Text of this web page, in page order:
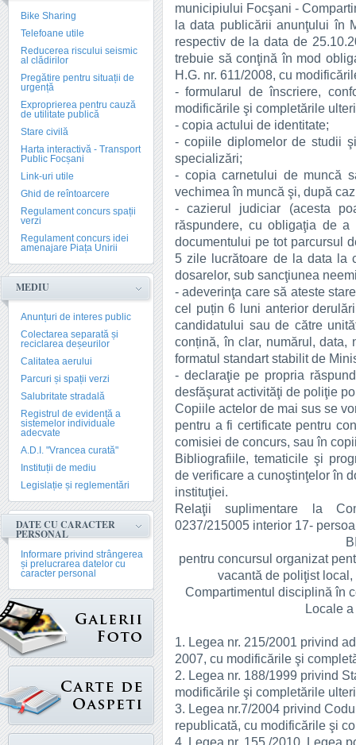
Bike Sharing
Telefoane utile
Reducerea riscului seismic
al clădirilor
Pregătire pentru situații de
urgență
Exproprierea pentru cauză
de utilitate publică
Stare civilă
Harta interactivă - Transport
Public Focșani
Link-uri utile
Ghid de reîntoarcere
Regulament concurs spații
verzi
Regulament concurs idei
amenajare Piața Unirii
MEDIU
Anunțuri de interes public
Colectarea separată și
reciclarea deșeurilor
Calitatea aerului
Parcuri și spații verzi
Salubritate stradală
Registrul de evidență a
sistemelor individuale
adecvate
A.D.I. "Vrancea curată"
Instituții de mediu
Legislație și reglementări
DATE CU CARACTER
PERSONAL
Informare privind strângerea
și prelucrarea datelor cu
caracter personal
municipiului Focşani -
la data publicării anunţului în
respectiv de la data de
trebuie să conţină în mod
H.G. nr. 611/2008, cu
- formularul de înscriere,
modificările şi completările
- copia actului de identitate;
- copiile diplomelor de studii
specializări;
- copia carnetului de muncă
vechimea în muncă şi, după
- cazierul judiciar (acesta
răspundere, cu obligaţia de
documentului pe tot parcursul
5 zile lucrătoare de la data la
dosarelor, sub sancţiunea
- adeverinţa care să ateste
cel puțin 6 luni anterior
candidatului sau de către
conțină, în clar, numărul, data,
formatul standart stabilit de
- declaraţie pe propria
desfăşurat activităţi de poliţie
Copiile actelor de mai sus se
pentru a fi certificate pentru
comisiei de concurs, sau în
Bibliografiile, tematicile şi
de verificare a cunoştinţelor în
instituţiei.
Relaţii suplimentare la
0237/215005 interior 17-
pentru concursul organizat
vacantă de poliţist
Compartimentul disciplină în
Locale
1. Legea nr. 215/2001 privind
2007, cu modificările şi
2. Legea nr. 188/1999 privind
modificările şi completările
3. Legea nr.7/2004 privind
republicată, cu modificările şi
4. Legea nr. 155 /2010, Legea